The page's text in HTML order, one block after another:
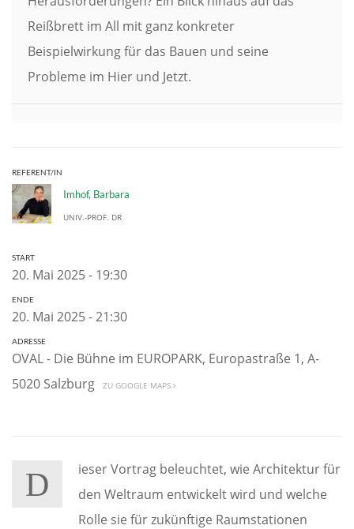
Reißbrett im All mit ganz konkreter
Beispielwirkung für das Bauen und seine
Probleme im Hier und Jetzt.
REFERENT/IN
Imhof, Barbara
UNIV.-PROF. DR
START
20. Mai 2025 - 19:30
ENDE
20. Mai 2025 - 21:30
ADRESSE
OVAL - Die Bühne im EUROPARK, Europastraße 1, A-
5020 Salzburg
ZU GOOGLE MAPS
D
ieser Vortrag beleuchtet, wie Architektur für
den Weltraum entwickelt wird und welche
Rolle sie für zukünftige Raumstationen